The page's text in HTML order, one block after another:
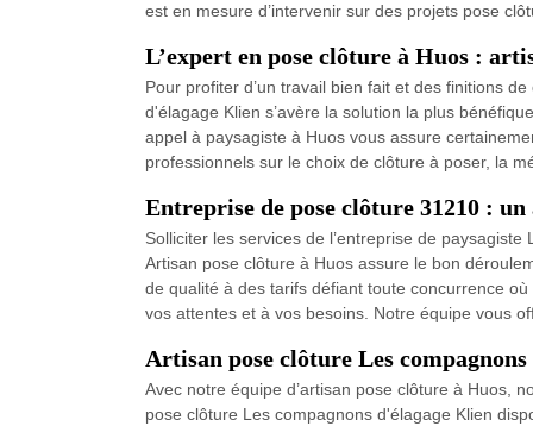
est en mesure d’intervenir sur des projets pose
L’expert en pose clôture à Huos :
Pour profiter d’un travail bien fait et des finitions
d'élagage Klien s’avère la solution la plus
appel à paysagiste à Huos vous assure
professionnels sur le choix de clôture à poser, la
Entreprise de pose clôture 31210 :
Solliciter les services de l’entreprise de
Artisan pose clôture à Huos assure le bon
de qualité à des tarifs défiant toute concurrence
vos attentes et à vos besoins. Notre équipe vous
Artisan pose clôture Les
Avec notre équipe d’artisan pose clôture à Huos,
pose clôture Les compagnons d'élagage Klien